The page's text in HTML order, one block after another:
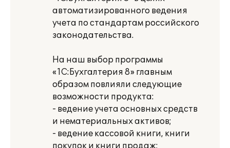
автоматизированного ведения
учета по стандартам российского
законодательства.
На наш выбор программы
«1С:Бухгалтерия 8» главным
образом повлияли следующие
возможности продукта:
- ведение учета основных средств
и нематериальных активов;
- ведение кассовой книги, книги
покупок и книги продаж;